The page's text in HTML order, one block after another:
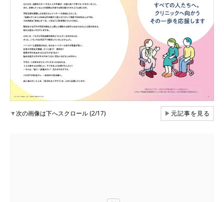
▼次の画像は下へスクロール (2/17) ▶元記事を見る